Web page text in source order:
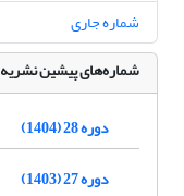
شماره جاری
شماره‌های پیشین نشریه
دوره 28 (1404)
دوره 27 (1403)